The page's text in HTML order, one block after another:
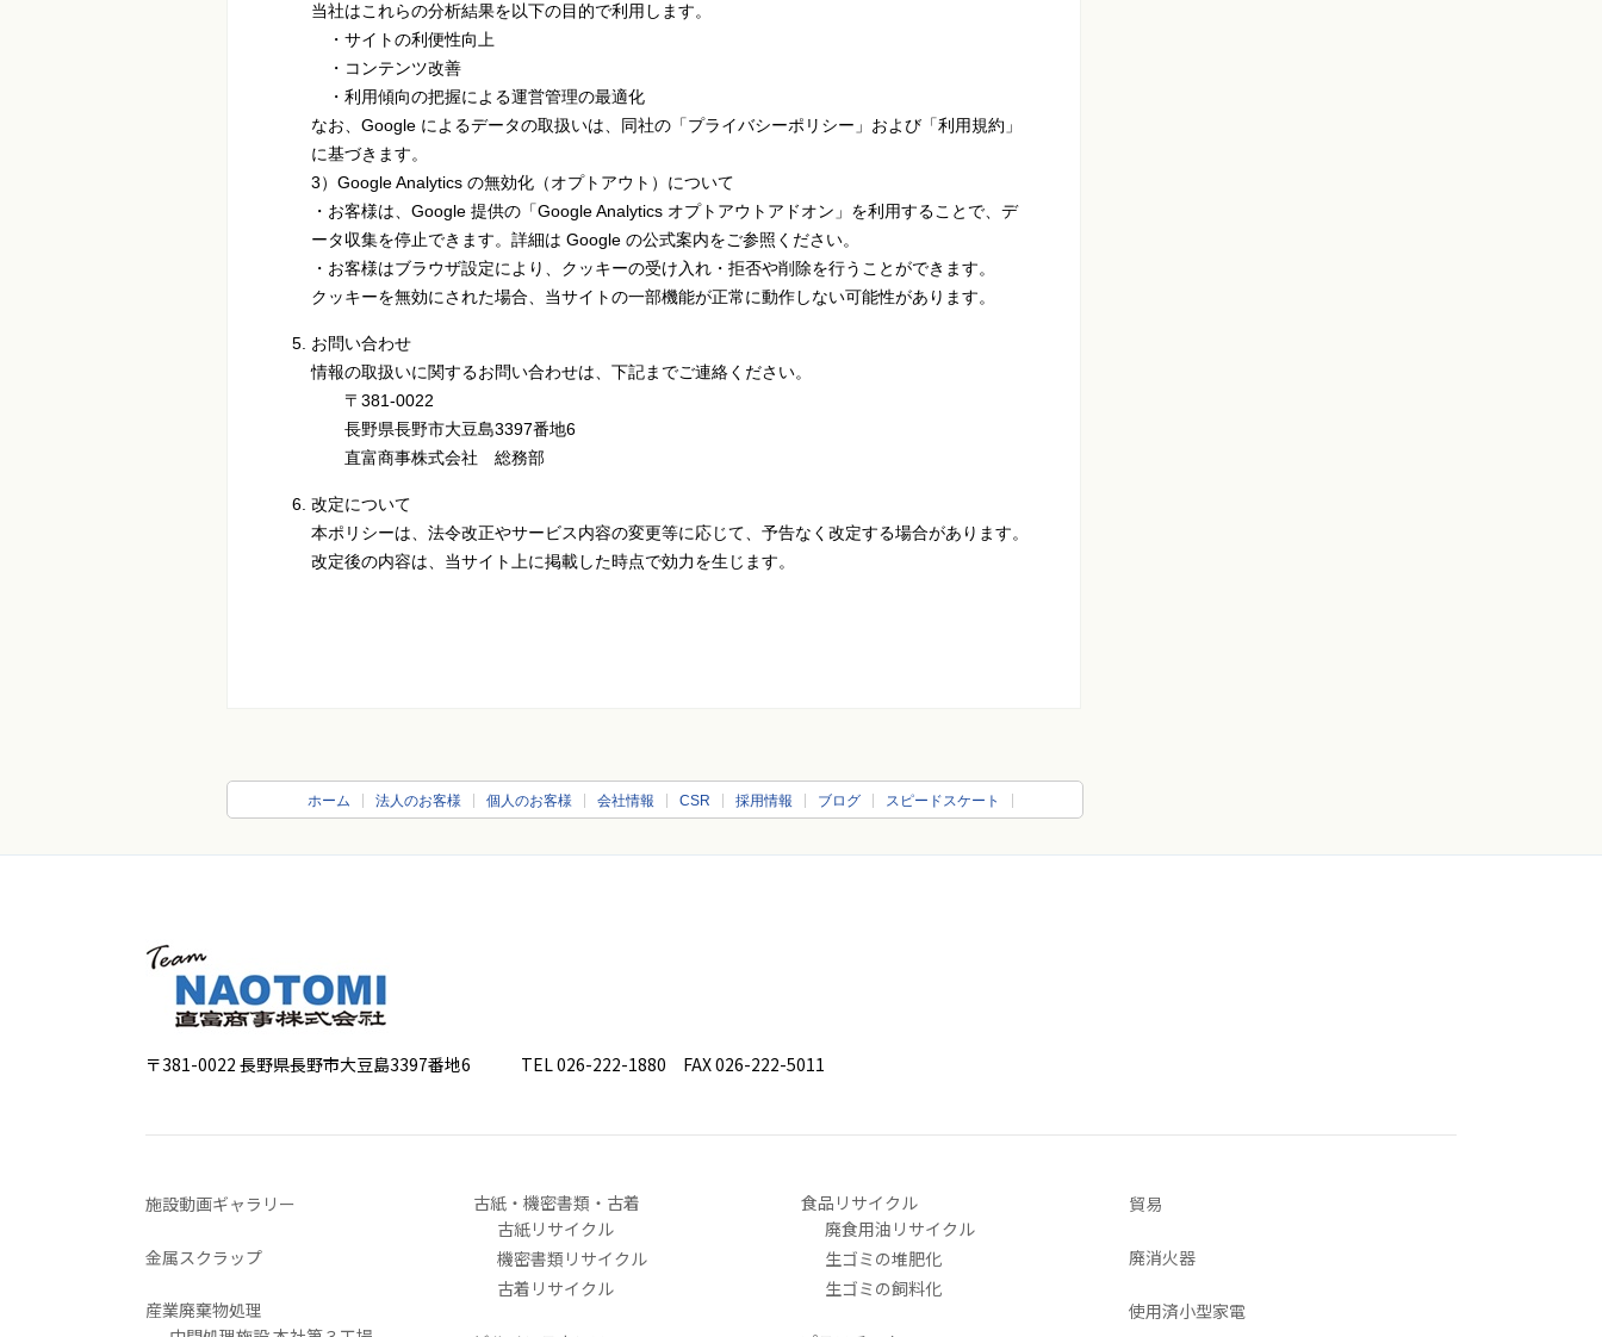
当社はこれらの分析結果を以下の目的で利用します。
・サイトの利便性向上
・コンテンツ改善
・利用傾向の把握による運営管理の最適化
なお、Google によるデータの取扱いは、同社の「プライバシーポリシー」および「利用規約」
に基づきます。
3）Google Analytics の無効化（オプトアウト）について
・お客様は、Google 提供の「Google Analytics オプトアウトアドオン」を利用することで、デ
ータ収集を停止できます。詳細は Google の公式案内をご参照ください。
・お客様はブラウザ設定により、クッキーの受け入れ・拒否や削除を行うことができます。
クッキーを無効にされた場合、当サイトの一部機能が正常に動作しない可能性があります。
お問い合わせ
情報の取扱いに関するお問い合わせは、下記までご連絡ください。
〒381-0022
長野県長野市大豆島3397番地6
直富商事株式会社 総務部
改定について
本ポリシーは、法令改正やサービス内容の変更等に応じて、予告なく改定する場合があります。
改定後の内容は、当サイト上に掲載した時点で効力を生じます。
ホーム 法人のお客様 個人のお客様 会社情報 CSR 採用情報 ブログ スピードスケート
〒381-0022 長野県長野市大豆島3397番地6 TEL 026-222-1880 FAX 026-222-5011
施設動画ギャラリー
金属スクラップ
産業廃棄物処理
古紙・機密書類・古着
古紙リサイクル
機密書類リサイクル
古着リサイクル
食品リサイクル
廃食用油リサイクル
生ゴミの堆肥化
生ゴミの飼料化
貿易
廃消火器
使用済小型家電